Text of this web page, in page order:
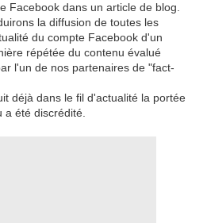
Facebook dans un article de blog.
la diffusion de toutes les
du compte Facebook d'un
répétée du contenu évalué
l'un de nos partenaires de "fact-
déjà dans le fil d'actualité la portée
été discrédité.